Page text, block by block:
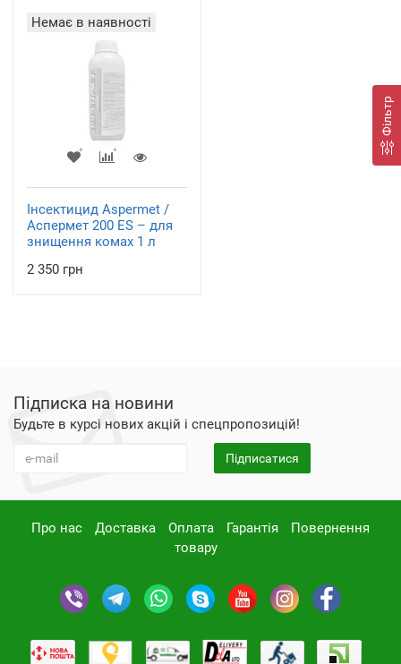
Фільтр
Немає в наявності
Інсектицид Aspermet /
Аспермет 200 ES – для
знищення комах 1 л
2 350 грн
Підписка на новини
Будьте в курсі нових акцій і спецпропозицій!
Підписатися
Про нас Доставка Оплата Гарантія
Повернення
товару